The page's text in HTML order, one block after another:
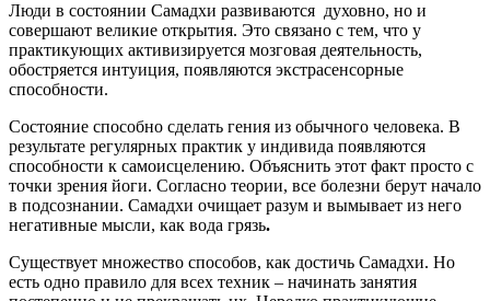
Люди в состоянии Самадхи развиваются духовно, но и
совершают великие открытия. Это связано с тем, что у
практикующих активизируется мозговая деятельность,
обостряется интуиция, появляются экстрасенсорные
способности.
Состояние способно сделать гения из обычного человека. В
результате регулярных практик у индивида появляются
способности к самоисцелению. Объяснить этот факт просто с
точки зрения йоги. Согласно теории, все болезни берут начало
в подсознании. Самадхи очищает разум и вымывает из него
негативные мысли, как вода грязь.
Существует множество способов, как достичь Самадхи. Но
есть одно правило для всех техник – начинать занятия